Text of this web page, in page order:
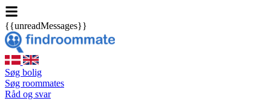
{{unreadMessages}}
Søg bolig
Søg roommates
Råd og svar